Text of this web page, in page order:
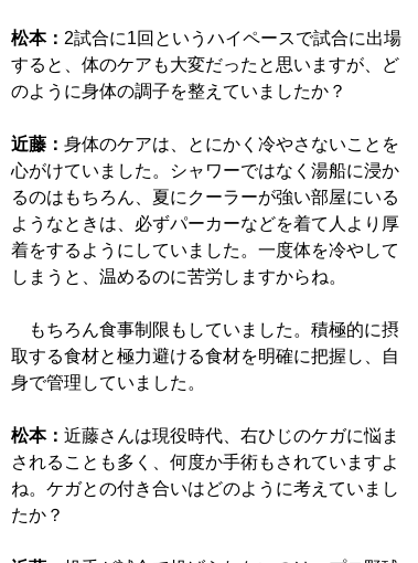
松本： 2試合に1回というハイペースで試合に出場
すると、体のケアも大変だったと思いますが、ど
のように身体の調子を整えていましたか？
近藤： 身体のケアは、とにかく冷やさないことを
心がけていました。シャワーではなく湯船に浸か
るのはもちろん、夏にクーラーが強い部屋にいる
ようなときは、必ずパーカーなどを着て人より厚
着をするようにしていました。一度体を冷やして
しまうと、温めるのに苦労しますからね。
もちろん食事制限もしていました。積極的に摂
取する食材と極力避ける食材を明確に把握し、自
身で管理していました。
松本： 近藤さんは現役時代、右ひじのケガに悩ま
されることも多く、何度か手術もされていますよ
ね。ケガとの付き合いはどのように考えていまし
たか？